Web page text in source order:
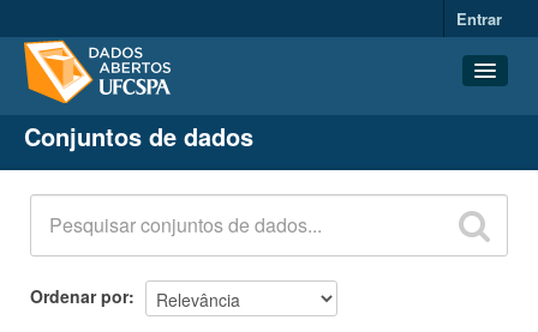
Entrar
Conjuntos de dados
Organizações
Grupos
Sobre
Conjuntos de dados
Ordenar por